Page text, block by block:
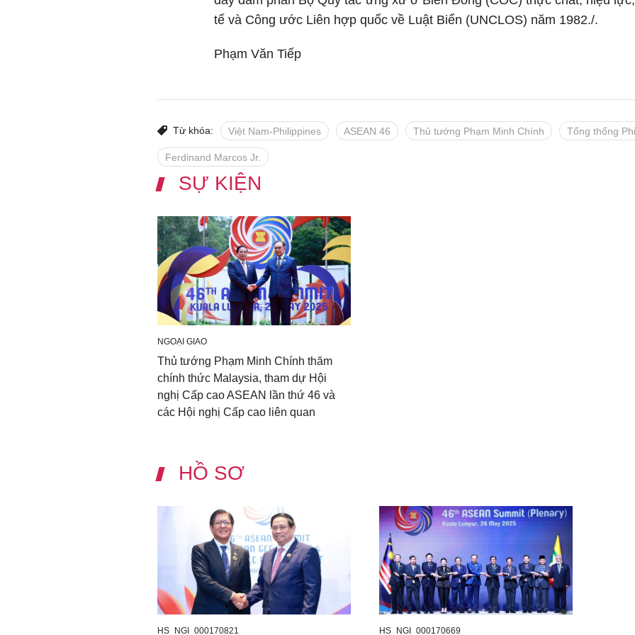
tế và Công ước Liên hợp quốc về Luật Biển (UNCLOS) năm 1982./.
Phạm Văn Tiếp
Từ khóa: Việt Nam-Philippines ASEAN 46 Thủ tướng Phạm Minh Chính Tổng thống
Ferdinand Marcos Jr.
SỰ KIỆN
NGOẠI GIAO
Thủ tướng Phạm Minh Chính thăm
chính thức Malaysia, tham dự Hội
nghị Cấp cao ASEAN lần thứ 46 và
các Hội nghị Cấp cao liên quan
HỒ SƠ
HS_NGI_000170821 HS_NGI_000170669